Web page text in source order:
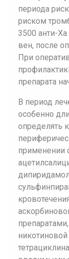
периода
риском
3500 анти-
вен, после
При
препарата
В период
особенно
определять
применении
никотиновой